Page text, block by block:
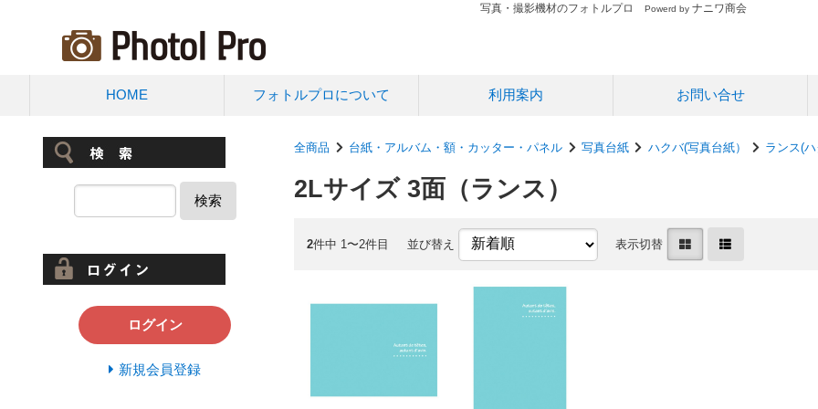
写真・撮影機材のフォトルプロ Powerd by ナニワ商会
HOME フォトルプロについて 利用案内 お問い合せ
全商品 台紙・アルバム・額・カッター・パネル 写真台紙 ハクバ(写真台紙） ランス(
2Lサイズ 3面（ランス）
2件中 1〜2件目 並び替え 表示切替
検索
ログイン
新規会員登録